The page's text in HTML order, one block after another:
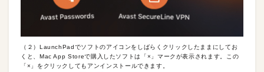
（２）LaunchPadでソフトのアイコンをしばらくクリックしたままにしてお
くと、Mac App Storeで購入したソフトは「×」マークが表示されます。この
「×」をクリックしてもアンインストールできます。